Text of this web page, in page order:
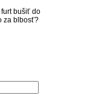
bušiť do
za blbosť?